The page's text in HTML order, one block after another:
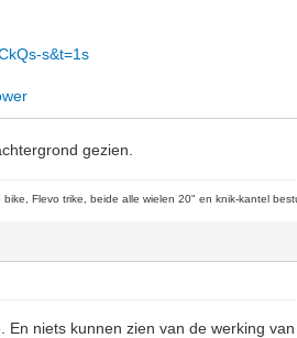
s&t=1s
gezien.
Flevo trike, beide alle wielen 20" en knik-kantel
niets kunnen zien van de werking van